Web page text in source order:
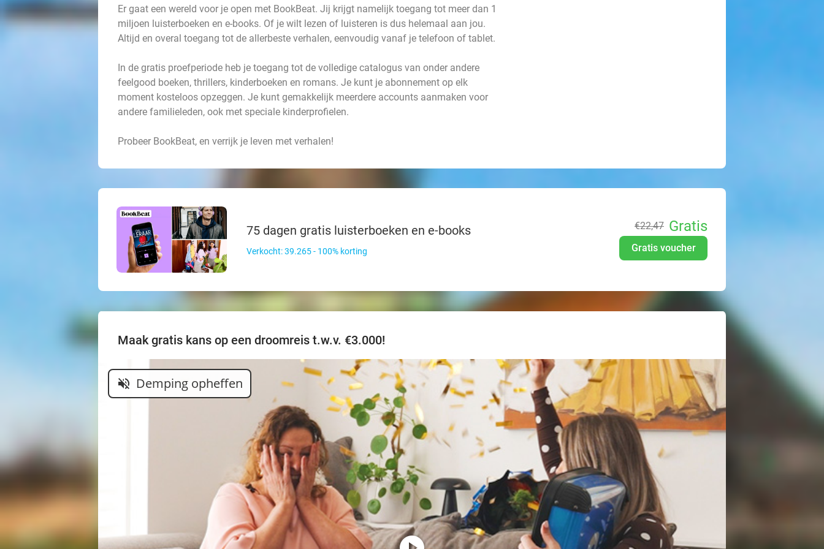
Er gaat een wereld voor je open met BookBeat. Jij krijgt namelijk toegang tot meer dan 1
miljoen luisterboeken en e-books. Of je wilt lezen of luisteren is dus helemaal aan jou.
Altijd en overal toegang tot de allerbeste verhalen, eenvoudig vanaf je telefoon of tablet.
In de gratis proefperiode heb je toegang tot de volledige catalogus van onder andere
feelgood boeken, thrillers, kinderboeken en romans. Je kunt je abonnement op elk
moment kosteloos opzeggen. Je kunt gemakkelijk meerdere accounts aanmaken voor
andere familieleden, ook met speciale kinderprofielen.
Probeer BookBeat, en verrijk je leven met verhalen!
75 dagen gratis luisterboeken en e-books
Verkocht: 39.265 - 100% korting
€22,47 Gratis
Gratis voucher
Maak gratis kans op een droomreis t.w.v. €3.000!
volume_off Demping opheffen